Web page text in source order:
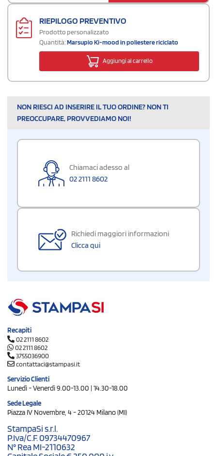
RIEPILOGO PREVENTIVO
Prodotto personalizzato
Quantità:Marsupio Ki-mood in poliestere riciclato
Aggiungi al carrello
NON RIESCI AD INSERIRE IL TUO ORDINE? NON TI
PREOCCUPARE, PROVVEDIAMO NOI!
Chiamaci adesso al
02 2111 8602
Richiedi maggiori informazioni
Clicca qui
Recapiti
02 2111 8602
02 2111 8602
3755036900
contattaci@stampasi.it
Servizio Clienti
Lunedì - Venerdì 9.00-13.00 | 14.30-18.00
Sede Legale
Piazza IV Novembre, 4 - 20124 Milano (MI)
StampaSi s.r.l.
P.Iva/C.F. 09734470967
N° Rea MI-2110632